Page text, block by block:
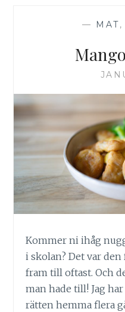
— MAT,
Kommer ni ihåg
i skolan? Det var
fram till oftast. Och
man hade till! Jag
rätten hemma flera